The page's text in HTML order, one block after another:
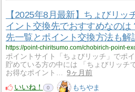
【2025年8月最新】ちょびリッ
イント交換先でおすすめなのは
先一覧とポイント交換方法も解
https://point-chiritsumo.com/chobirich-point-
ポイントサイト「ちょびリッチ」でポ
貯めている方の中には 「ちょびリッチ
お得なポイント…
9ヶ月前
いいね！
0 もちやま